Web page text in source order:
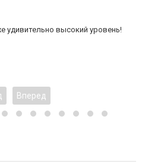
удивительно высокий уровень!
Вперед